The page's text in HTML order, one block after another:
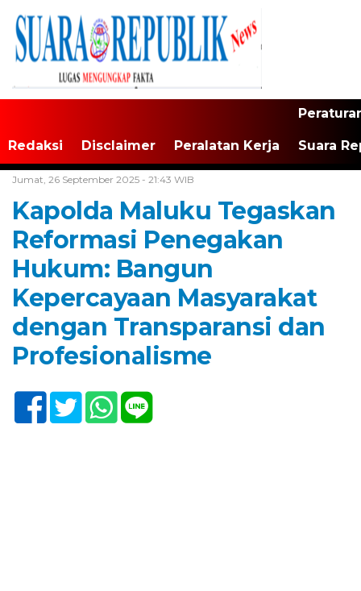
Redaksi Disclaimer Peralatan Kerja Suara
Jumat, 26 September 2025 - 21:43 WIB
Kapolda Maluku Tegaskan
Reformasi Penegakan
Hukum: Bangun
Kepercayaan Masyarakat
dengan Transparansi dan
Profesionalisme